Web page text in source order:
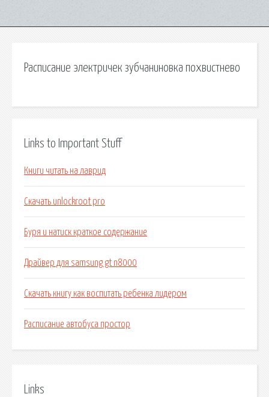
Расписание электричек зубчаниновка похвистнево
Links to Important Stuff
Книги читать на лаврид
Скачать unlockroot pro
Буря и натиск краткое содержание
Драйвер для samsung gt n8000
Скачать книгу как воспитать ребенка лидером
Расписание автобуса простор
Links